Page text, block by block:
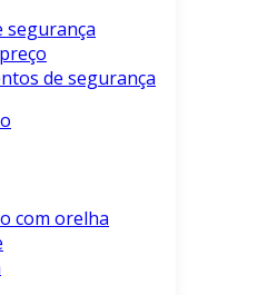
segurança
de segurança
com orelha